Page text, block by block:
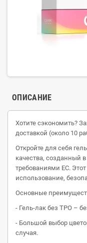
ОПИСАНИЕ
Хотите сэкономить?
доставкой (около 10
Откройте для себя
качества, созданный
требованиями ЕС.
использование,
Основные
- Гель-лак без TPO –
- Большой выбор
случая.